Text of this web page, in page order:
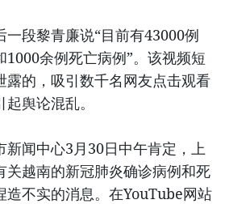
段黎青廉说“目前有43000例
1000余例死亡病例”。该视频短
露的，吸引数千名网友点击观看
舆论混乱。
新闻中心3月30日中午肯定，上
关越南的新冠肺炎确诊病例和死
造不实的消息。在YouTube网站